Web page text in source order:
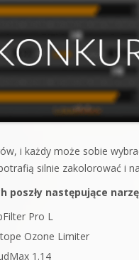
i każdy może sobie
silnie zakolorować i
poszły następujące
Pro L
Ozone Limiter
1.14